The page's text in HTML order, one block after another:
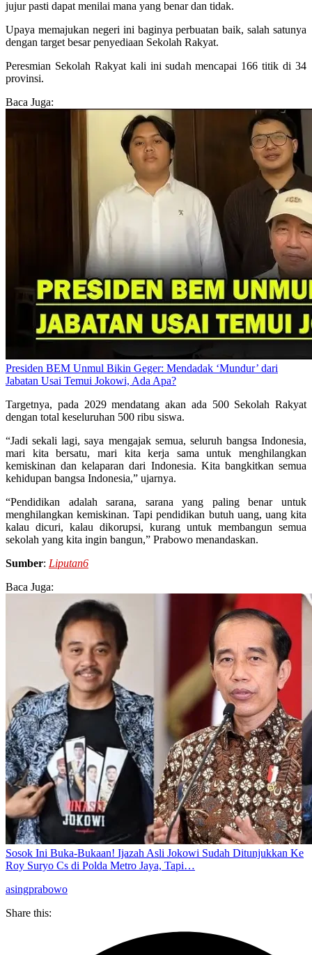
jujur pasti dapat menilai mana yang benar dan tidak.
Upaya memajukan negeri ini baginya perbuatan baik, salah satunya
dengan target besar penyediaan Sekolah Rakyat.
Peresmian Sekolah Rakyat kali ini sudah mencapai 166 titik di 34
provinsi.
Baca Juga:
Presiden BEM Unmul Bikin Geger: Mendadak ‘Mundur’ dari
Jabatan Usai Temui Jokowi, Ada Apa?
Targetnya, pada 2029 mendatang akan ada 500 Sekolah Rakyat
dengan total keseluruhan 500 ribu siswa.
“Jadi sekali lagi, saya mengajak semua, seluruh bangsa Indonesia,
mari kita bersatu, mari kita kerja sama untuk menghilangkan
kemiskinan dan kelaparan dari Indonesia. Kita bangkitkan semua
kehidupan bangsa Indonesia,” ujarnya.
“Pendidikan adalah sarana, sarana yang paling benar untuk
menghilangkan kemiskinan. Tapi pendidikan butuh uang, uang kita
kalau dicuri, kalau dikorupsi, kurang untuk membangun semua
sekolah yang kita ingin bangun,” Prabowo menandaskan.
Sumber: Liputan6
Baca Juga:
Sosok Ini Buka-Bukaan! Ijazah Asli Jokowi Sudah Ditunjukkan Ke
Roy Suryo Cs di Polda Metro Jaya, Tapi…
asingprabowo
Share this: